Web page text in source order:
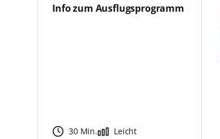
Info zum Ausflugsprogramm
30 Min. Leicht